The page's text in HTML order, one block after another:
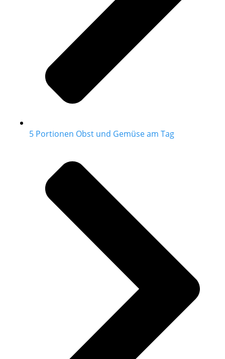
5 Portionen Obst und Gemüse am Tag